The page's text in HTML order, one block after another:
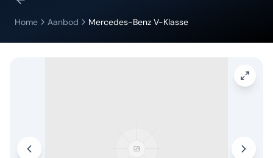
Home Aanbod Mercedes-Benz V-Klasse